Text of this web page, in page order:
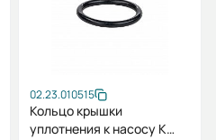
02.23.010515
Кольцо крышки
уплотнения к насосу К